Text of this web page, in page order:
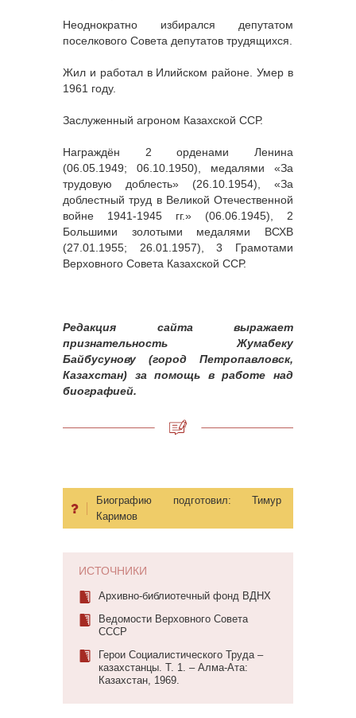
Неоднократно избирался депутатом
поселкового Совета депутатов трудящихся.
Жил и работал в Илийском районе. Умер в
1961 году.
Заслуженный агроном Казахской ССР.
Награждён 2 орденами Ленина
(06.05.1949; 06.10.1950), медалями «За
трудовую доблесть» (26.10.1954), «За
доблестный труд в Великой Отечественной
войне 1941-1945 гг.» (06.06.1945), 2
Большими золотыми медалями ВСХВ
(27.01.1955; 26.01.1957), 3 Грамотами
Верховного Совета Казахской ССР.
Редакция сайта выражает
признательность Жумабеку
Байбусунову (город Петропавловск,
Казахстан) за помощь в работе над
биографией.
Биографию подготовил: Тимур
Каримов
ИСТОЧНИКИ
Архивно-библиотечный фонд ВДНХ
Ведомости Верховного Совета
СССР
Герои Социалистического Труда –
казахстанцы. Т. 1. – Алма-Ата:
Казахстан, 1969.